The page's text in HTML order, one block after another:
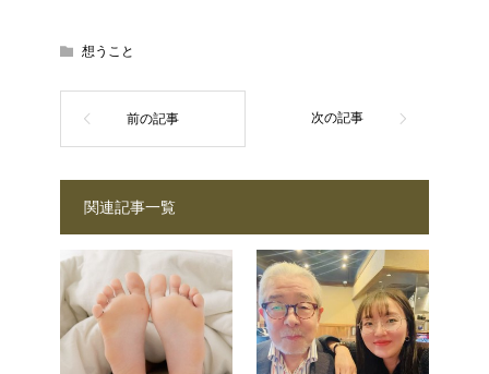
想うこと
関連記事一覧